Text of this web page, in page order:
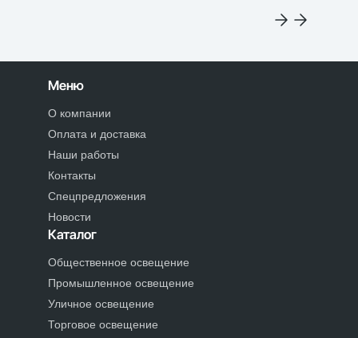
Меню
О компании
Оплата и доставка
Наши работы
Контакты
Спецпредложения
Новости
Каталог
Общественное освещение
Промышленное освещение
Уличное освещение
Торговое освещение